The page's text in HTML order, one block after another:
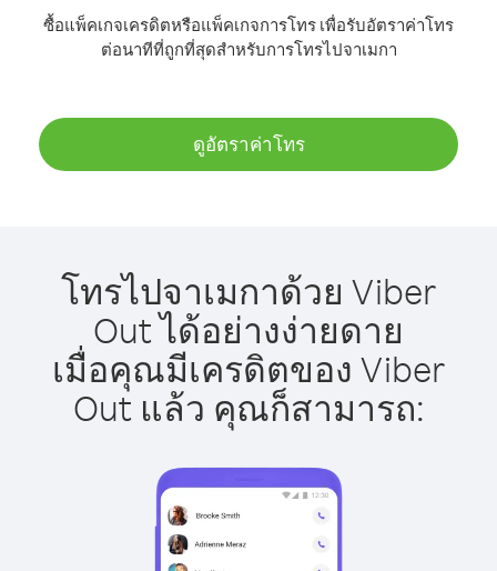
ซื้อแพ็คเกจเครดิตหรือแพ็คเกจการโทร เพื่อรับอัตราค่าโทร
ต่อนาทีที่ถูกที่สุดสำหรับการโทรไปจาเมกา
ดูอัตราค่าโทร
โทรไปจาเมกาด้วย Viber
Out ได้อย่างง่ายดาย
เมื่อคุณมีเครดิตของ Viber
Out แล้ว คุณก็สามารถ: